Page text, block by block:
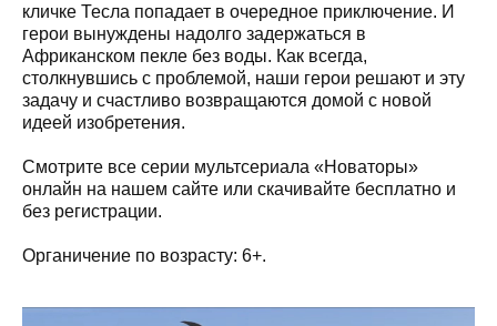
кличке Тесла попадает в очередное приключение. И
герои вынуждены надолго задержаться в
Африканском пекле без воды. Как всегда,
столкнувшись с проблемой, наши герои решают и эту
задачу и счастливо возвращаются домой с новой
идеей изобретения.
Смотрите все серии мультсериала «Новаторы»
онлайн на нашем сайте или скачивайте бесплатно и
без регистрации.
Органичение по возрасту: 6+.